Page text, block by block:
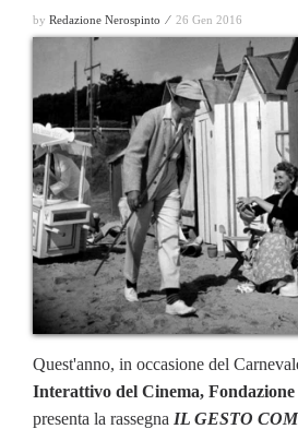
by Redazione Nerospinto ⁄ 26 Gen 2016
Quest'anno, in occasione del
Interattivo del Cinema,
presenta la rassegna IL GESTO